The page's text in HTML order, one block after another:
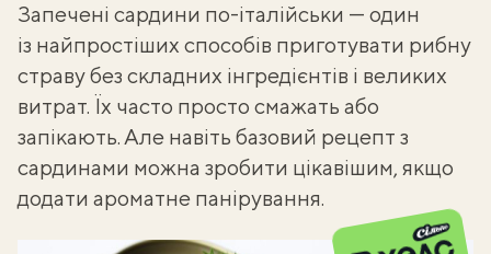
Запечені сардини по-італійськи — один
із найпростіших способів приготувати рибну
страву без складних інгредієнтів і великих
витрат. Їх часто просто смажать або
запікають. Але навіть базовий рецепт з
сардинами можна зробити цікавішим, якщо
додати ароматне панірування.